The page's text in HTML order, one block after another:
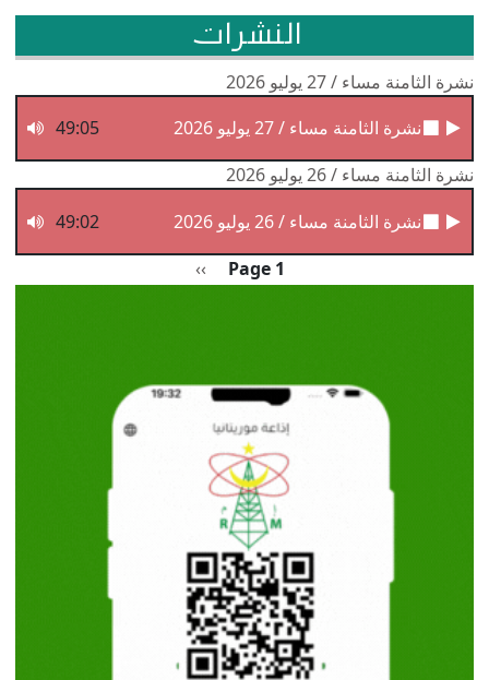
النشرات
نشرة الثامنة مساء / 27 يوليو 2026
نشرة الثامنة مساء / 27 يوليو 2026
49:05
نشرة الثامنة مساء / 26 يوليو 2026
نشرة الثامنة مساء / 26 يوليو 2026
49:02
Page 1 الصفحة التالية
››